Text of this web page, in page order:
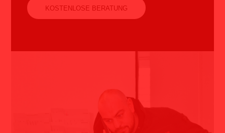
KOSTENLOSE BERATUNG